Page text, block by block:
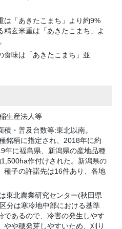
は「あきたこまち」より約9%
精玄米重は「あきたこまち」よ
食味は「あきたこまち」並
生産法人等
・普及台数等:東北以南。
銘柄に指定され、2018年に約
年に福島県、新潟県の産地品種
作付けされた。新潟県の
種子の許諾先は16件あり、各地
東北農業研究センター(秋田県
分は寒冷地中部における基準
であるので、冷害の発生しやす
やや穂発芽しやすいため、刈り